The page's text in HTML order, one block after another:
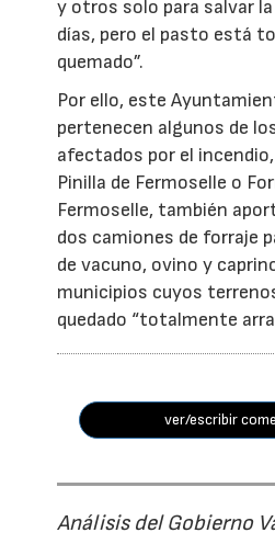
y otros solo para salvar
días, pero el pasto está
quemado”.
Por ello, este
pertenecen algunos de
afectados por el
Pinilla de Fermoselle o
Fermoselle, también
dos camiones de forraje
de vacuno, ovino y
municipios cuyos
quedado “totalmente
ver/escribir
Análisis del Gobierno